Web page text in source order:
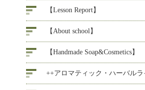
【Lesson Report】
【About school】
【Handmade Soap&Cosmetics】
++アロマティック・ハーバルラ